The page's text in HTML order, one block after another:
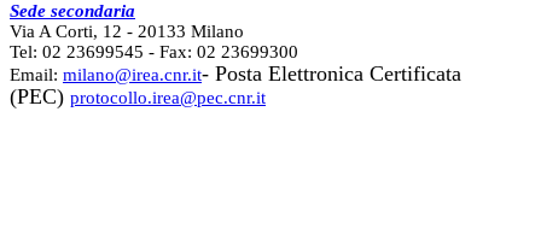
Sede secondaria
Via A Corti, 12 - 20133 Milano
Tel: 02 23699545 - Fax: 02 23699300
Email: milano@irea.cnr.it- Posta Elettronica Certificata
(PEC) protocollo.irea@pec.cnr.it